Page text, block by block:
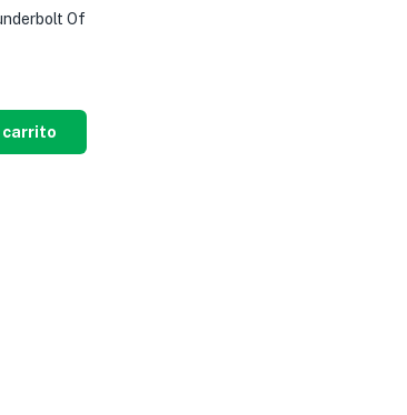
Of
carrito